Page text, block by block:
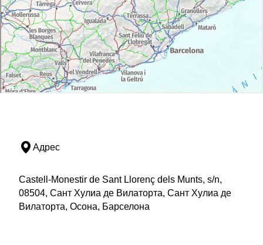
Адрес
Castell-Monestir de Sant Llorenç dels Munts, s/n,
08504, Сант Хулиа де Вилаторта, Сант Хулиа де
Вилаторта, Осона, Барселона